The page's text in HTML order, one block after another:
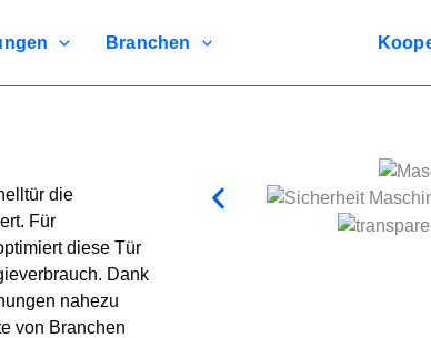
Branchen
die
Für
diese Tür
Dank
nahezu
von Branchen